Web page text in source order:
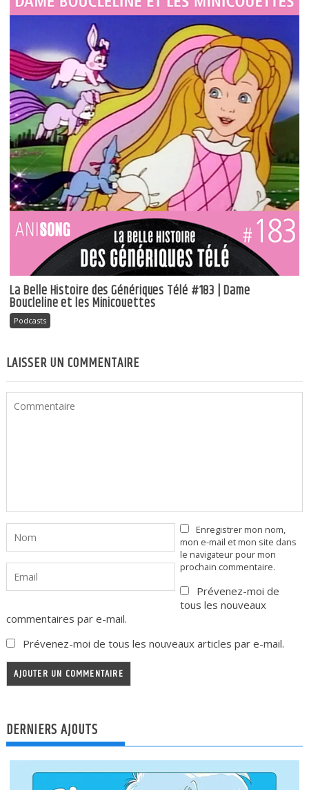
La Belle Histoire des Génériques Télé #183 | Dame
Boucleline et les Minicouettes
Podcasts
LAISSER UN COMMENTAIRE
Enregistrer mon nom,
mon e-mail et mon site dans
le navigateur pour mon
prochain commentaire.
Prévenez-moi de
tous les nouveaux
commentaires par e-mail.
Prévenez-moi de tous les nouveaux articles par e-mail.
DERNIERS AJOUTS